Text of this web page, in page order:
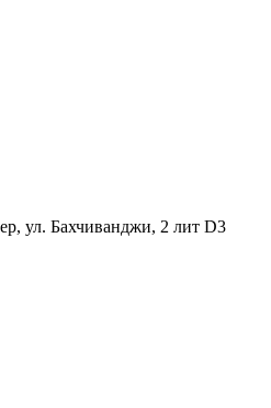
ул. Бахчиванджи, 2 лит D3